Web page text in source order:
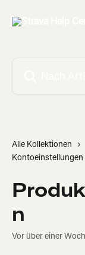
Alle Kollektionen
n
Vor über einer